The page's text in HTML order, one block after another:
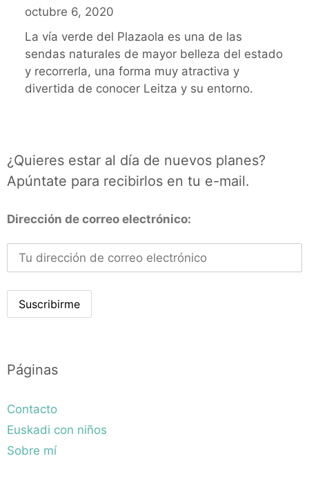
octubre 6, 2020
La vía verde del Plazaola es una de las
sendas naturales de mayor belleza del estado
y recorrerla, una forma muy atractiva y
divertida de conocer Leitza y su entorno.
¿Quieres estar al día de nuevos planes?
Apúntate para recibirlos en tu e-mail.
Dirección de correo electrónico:
Páginas
Contacto
Euskadi con niños
Sobre mí